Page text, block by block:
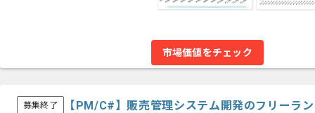
市場価値をチェック
募集終了 【PM/C#】販売管理システム開発のフリーラ